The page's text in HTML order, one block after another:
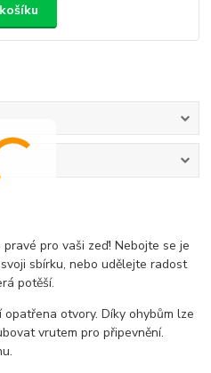
pro vaši zeď! Nebojte se je
sbírku, nebo udělejte radost
potěší.
otvory. Díky ohybům lze
vrutem pro připevnění.